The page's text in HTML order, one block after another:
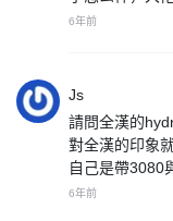
6年前
Js
請問全漢的
對全漢的印象
自己是帶3080
6年前